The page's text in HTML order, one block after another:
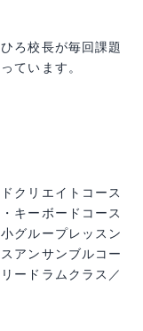
ろ校長が毎回課題
ています。
クリエイトコース
キーボードコース
グループレッスン
アンサンブルコー
ードラムクラス／